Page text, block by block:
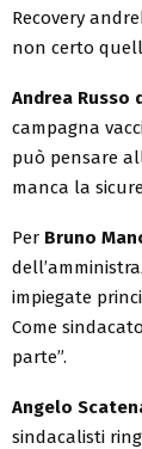
Recovery
non certo
Andrea Russo
campagna
può pensare
manca la
Per Bruno
impiegate
Come
parte”.
Angelo
sindacalisti